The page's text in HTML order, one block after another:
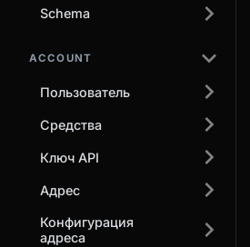
Schema
ACCOUNT
Пользователь
Средства
Ключ API
Адрес
Конфигурация
адреса